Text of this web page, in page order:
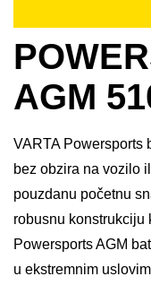
AGM
VARTA Powersports
bez obzira na vozilo
pouzdanu početnu
robusnu konstrukciju
Powersports AGM
u ekstremnim